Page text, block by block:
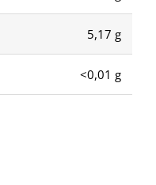
5,17 g
<0,01 g